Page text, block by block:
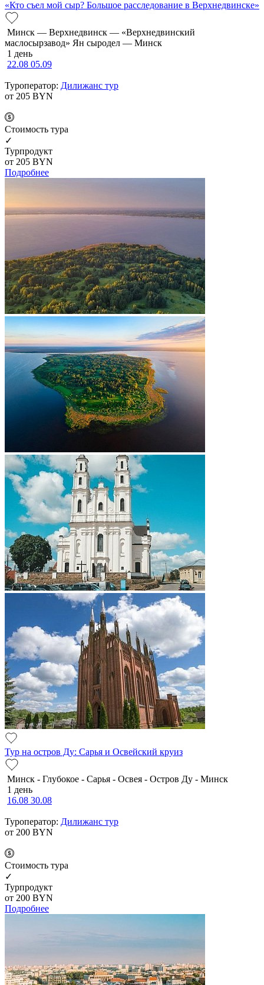
«Кто съел мой сыр? Большое расследование в Верхнедвинске»
Минск — Верхнедвинск — «Верхнедвинский
маслосырзавод» Ян сыродел — Минск
1 день
22.08 05.09
Туроператор: Дилижанс тур
от 205 BYN
Cтоимость тура
✓
Турпродукт
от 205 BYN
Подробнее
Тур на остров Ду: Сарья и Освейский круиз
Минск - Глубокое - Сарья - Освея - Остров Ду - Минск
1 день
16.08 30.08
Туроператор: Дилижанс тур
от 200 BYN
Cтоимость тура
✓
Турпродукт
от 200 BYN
Подробнее